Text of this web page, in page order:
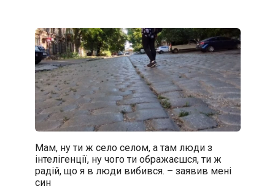
Мам, ну ти ж село селом, а там люди з
інтелігенції, ну чого ти ображаєшся, ти ж
радій, що я в люди вибився. – заявив мені
син